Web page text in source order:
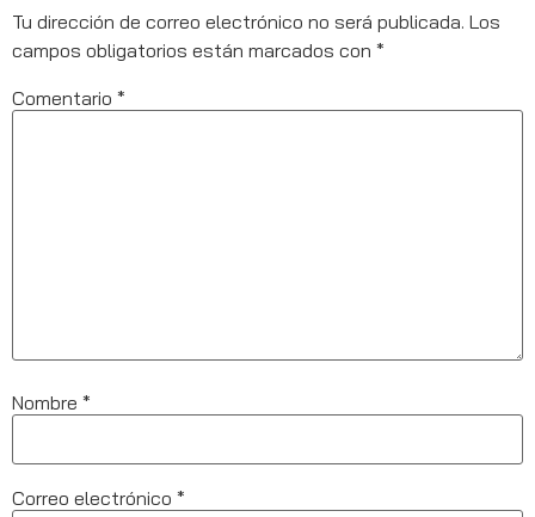
Tu dirección de correo electrónico no será publicada. Los
campos obligatorios están marcados con *
Comentario *
Nombre *
Correo electrónico *